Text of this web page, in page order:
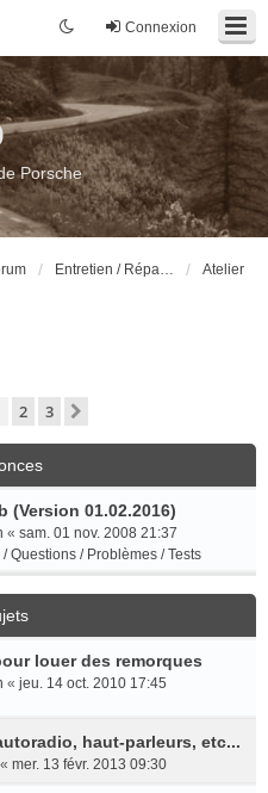
Connexion
Porsche
Entretien / Réparation / Préparation Atelier
2 3
(Version 01.02.2016)
« sam. 01 nov. 2008 21:37
Questions / Problèmes / Tests
louer des remorques
« jeu. 14 oct. 2010 17:45
haut-parleurs, etc...
« mer. 13 févr. 2013 09:30